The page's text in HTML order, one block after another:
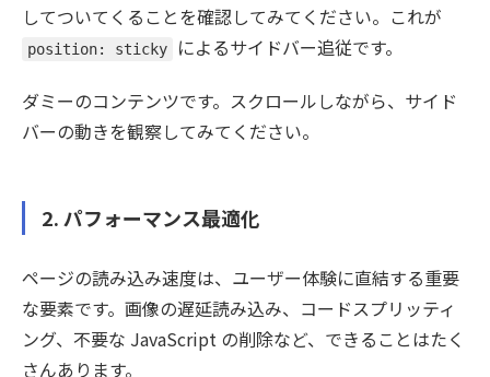
してついてくることを確認してみてください。これが
position: sticky によるサイドバー追従です。
ダミーのコンテンツです。スクロールしながら、サイド
バーの動きを観察してみてください。
2. パフォーマンス最適化
ページの読み込み速度は、ユーザー体験に直結する重要
な要素です。画像の遅延読み込み、コードスプリッティ
ング、不要な JavaScript の削除など、できることはたく
さんあります。